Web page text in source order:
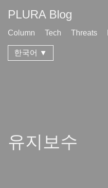
PLURA Blog
Column Tech Threats
한국어 ▼
유지보수